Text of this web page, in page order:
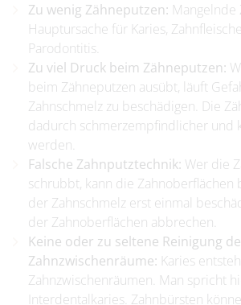
Zu wenig Zähneputzen: Mangelnde
Hauptursache für Karies,
Parodontitis.
Zu viel Druck beim Zähneputzen:
beim Zähneputzen ausübt, läuft
Zahnschmelz zu beschädigen. Die
dadurch schmerzempfindlicher und
werden.
Falsche Zahnputztechnik: Wer die
schrubbt, kann die Zahnoberflächen
der Zahnschmelz erst einmal
der Zahnoberflächen abbrechen.
Keine oder zu seltene Reinigung
Zahnzwischenräume: Karies
Zahnzwischenräumen. Man spricht
Interdentalkaries. Zahnbürsten